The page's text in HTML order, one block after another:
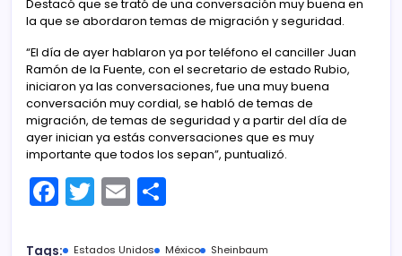
Destacó que se trató de una conversación muy buena en
la que se abordaron temas de migración y seguridad.
“El día de ayer hablaron ya por teléfono el canciller Juan
Ramón de la Fuente, con el secretario de estado Rubio,
iniciaron ya las conversaciones, fue una muy buena
conversación muy cordial, se habló de temas de
migración, de temas de seguridad y a partir del día de
ayer inician ya estás conversaciones que es muy
importante que todos los sepan”, puntualizó.
F
a
T
w
E
m
Tags: Estados Unidos México Sheinbaum